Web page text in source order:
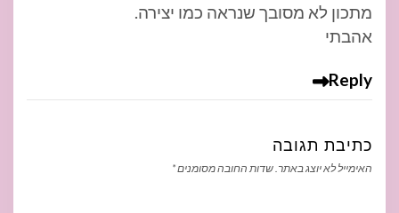
מתכון לא מסובך שנראה כמו יצירה.
אהבתי
Reply
כתיבת תגובה
האימייל לא יוצג באתר. שדות החובה מסומנים*